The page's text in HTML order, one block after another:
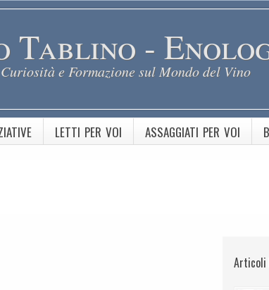
Tablino -
e Formazione sul Mondo del Vino
LETTI PER VOI ASSAGGIATI PER VOI
Articoli